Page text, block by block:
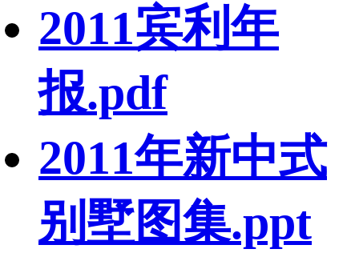
2011宾利年
报.pdf
2011年新中式
别墅图集.ppt